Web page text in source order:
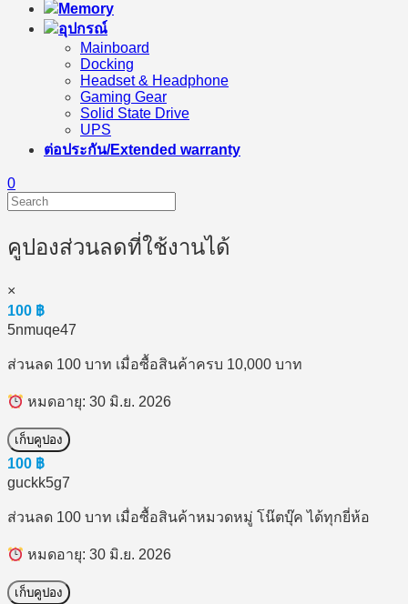
Memory
อุปกรณ์
Mainboard
Docking
Headset & Headphone
Gaming Gear
Solid State Drive
UPS
ต่อประกัน/Extended warranty
0
คูปองส่วนลดที่ใช้งานได้
×
100 ฿
5nmuqe47
ส่วนลด 100 บาท เมื่อซื้อสินค้าครบ 10,000 บาท
หมดอายุ: 30 มิ.ย. 2026
เก็บคูปอง
100 ฿
guckk5g7
ส่วนลด 100 บาท เมื่อซื้อสินค้าหมวดหมู่ โน๊ตบุ๊ค ได้ทุกยี่ห้อ
หมดอายุ: 30 มิ.ย. 2026
เก็บคูปอง